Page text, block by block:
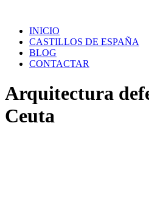
contenidoINICIO
CASTILLOS DE ESPAÑA
BLOG
CONTACTAR
Arquitectura
Ceuta